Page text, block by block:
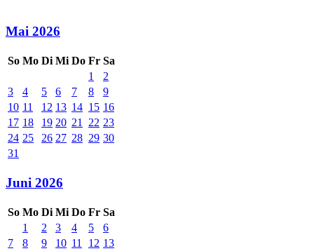
Mai 2026
So Mo Di Mi Do Fr Sa
1
2
3
4 5 6 7 8
9
10 11 12 13 14 15 16
17 18 19 20 21 22 23
24 25 26 27 28 29 30
31
Juni 2026
So Mo Di Mi Do Fr Sa
1
2 3 4 5
6
7
8 9 10 11 12 13